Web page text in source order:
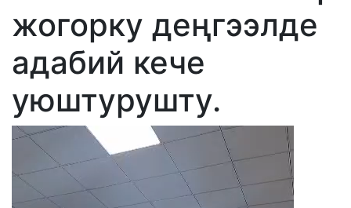
жогорку деңгээлде
адабий кече
уюштурушту.